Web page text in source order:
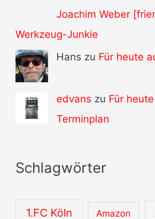
Joachim Weber
Werkzeug-Junkie
Hans zu Für heute
edvans zu Für
Terminplan
Schlagwörter
1.FC Köln Amazon